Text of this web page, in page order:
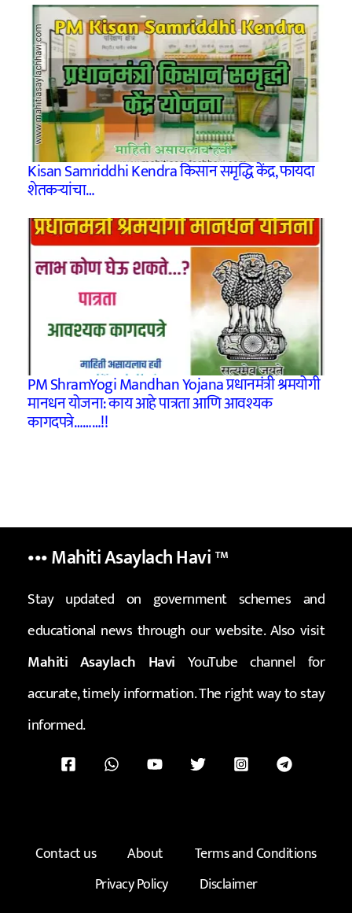
Kisan Samriddhi Kendra किसान समृद्धि केंद्र, फायदा
शेतकऱ्यांचा…
PM ShramYogi Mandhan Yojana प्रधानमंत्री श्रमयोगी
मानधन योजना: काय आहे पात्रता आणि आवश्यक
कागदपत्रे………!!
••• Mahiti Asaylach Havi™
Stay updated on government schemes and
educational news through our website. Also visit
Mahiti Asaylach Havi YouTube channel for
accurate, timely information. The right way to stay
informed.
Contact us About
Terms and Conditions
Privacy Policy
Disclaimer